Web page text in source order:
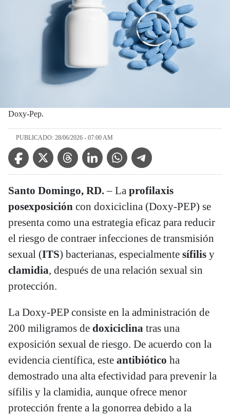
Doxy-Pep.
PUBLICADO: 28/06/2026 - 07:00 AM
Facebook IconTwitter IconThreads IconLinkedin IconWhatsApp IconTelegram Icon
Santo Domingo, RD.– La profilaxis
posexposición con doxiciclina (Doxy-PEP) se
presenta como una estrategia eficaz para reducir
el riesgo de contraer infecciones de transmisión
sexual (ITS) bacterianas, especialmente sífilis y
clamidia, después de una relación sexual sin
protección.
La Doxy-PEP consiste en la administración de
200 miligramos de doxiciclina tras una
exposición sexual de riesgo. De acuerdo con la
evidencia científica, este antibiótico ha
demostrado una alta efectividad para prevenir la
sífilis y la clamidia, aunque ofrece menor
protección frente a la gonorrea debido a la